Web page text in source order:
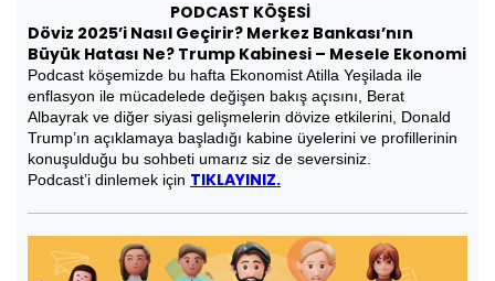
PODCAST KÖŞESİ
Döviz 2025’i Nasıl Geçirir? Merkez Bankası’nın
Büyük Hatası Ne? Trump Kabinesi – Mesele Ekonomi
Podcast köşemizde bu hafta Ekonomist Atilla Yeşilada ile
enflasyon ile mücadelede değişen bakış açısını, Berat
Albayrak ve diğer siyasi gelişmelerin dövize etkilerini, Donald
Trump’ın açıklamaya başladığı kabine üyelerini ve profillerinin
konuşulduğu bu sohbeti umarız siz de seversiniz.
Podcast’i dinlemek için TIKLAYINIZ.